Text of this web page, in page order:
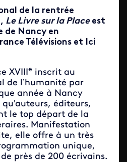
de la rentrée
Le Livre sur la Placeest
de Nancy en
Télévisions et Ici
XVIIIe inscrit au
de l’humanité par
année à Nancy
éditeurs,
le top départ de la
Manifestation
elle offre à un très
unique,
près de 200 écrivains.